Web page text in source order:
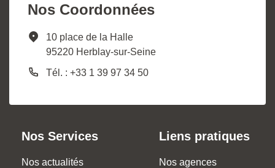
Nos Coordonnées
10 place de la Halle
95220 Herblay-sur-Seine
Tél. : +33 1 39 97 34 50
Nos Services
Nos actualités
Liens pratiques
Nos agences